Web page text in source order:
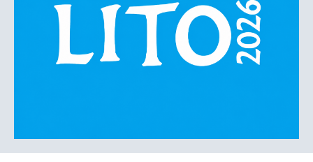
Kultura
Crna